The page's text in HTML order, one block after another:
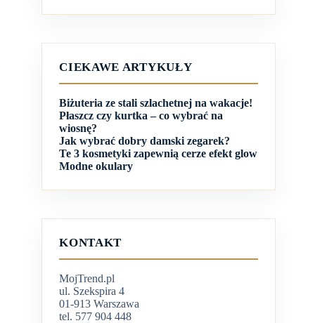
CIEKAWE ARTYKUŁY
Biżuteria ze stali szlachetnej na wakacje!
Płaszcz czy kurtka – co wybrać na
wiosnę?
Jak wybrać dobry damski zegarek?
Te 3 kosmetyki zapewnią cerze efekt glow
Modne okulary
KONTAKT
MojTrend.pl
ul. Szekspira 4
01-913 Warszawa
tel. 577 904 448